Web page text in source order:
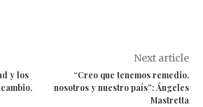
y los
Next article
“Creo que tenemos remedio,
nosotros y nuestro país”: Ángeles
Mastretta